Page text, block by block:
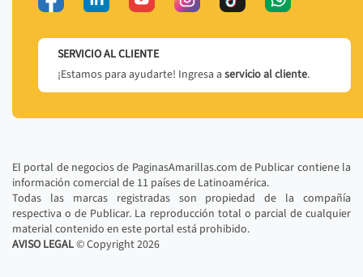
SERVICIO AL CLIENTE
¡Estamos para ayudarte! Ingresa a servicio al cliente.
El portal de negocios de PaginasAmarillas.com de Publicar contiene la
información comercial de 11 países de Latinoamérica.
Todas las marcas registradas son propiedad de la compañía
respectiva o de Publicar. La reproducción total o parcial de cualquier
material contenido en este portal está prohibido.
AVISO LEGAL© Copyright2026